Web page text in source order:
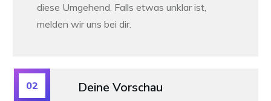
diese Umgehend. Falls etwas unklar ist,
melden wir uns bei dir.
Deine Vorschau
02